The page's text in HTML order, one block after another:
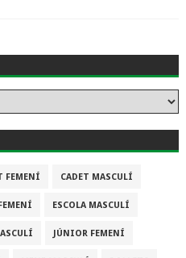
FEMENÍ CADET MASCULÍ
ESCOLA MASCULÍ
JÚNIOR FEMENÍ